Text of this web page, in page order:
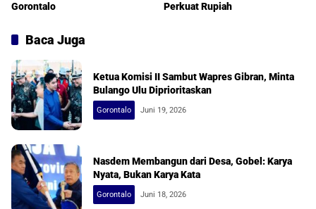
Gorontalo
Perkuat Rupiah
Baca Juga
Ketua Komisi II Sambut Wapres Gibran, Minta
Bulango Ulu Diprioritaskan
Gorontalo Juni 19, 2026
Nasdem Membangun dari Desa, Gobel: Karya
Nyata, Bukan Karya Kata
Gorontalo Juni 18, 2026